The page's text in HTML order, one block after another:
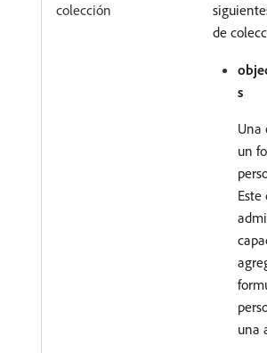
colección
de
s
Una
un
Este
una